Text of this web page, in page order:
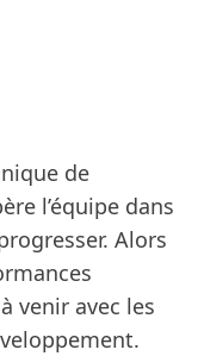
de
l’équipe dans
Alors
venir avec les